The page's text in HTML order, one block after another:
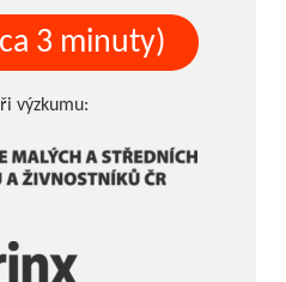
3 minuty)
výzkumu: